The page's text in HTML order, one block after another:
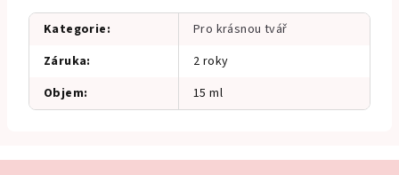
Kategorie:
Pro krásnou tvář
Záruka:
2 roky
Objem: 15 ml